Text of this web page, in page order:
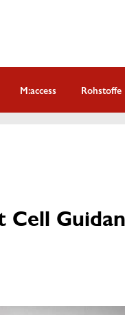
M:access Rohstoffe
Cell